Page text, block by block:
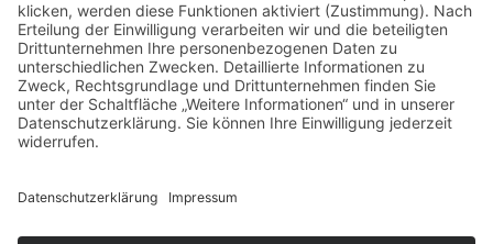
Mai 2017
April 2017
März 2017
Februar 2017
Cookie-Einstellungen
Sitemap